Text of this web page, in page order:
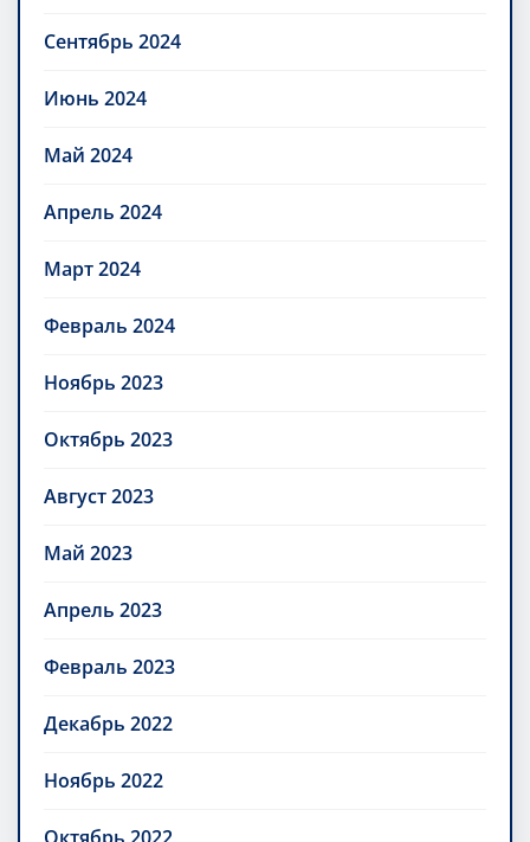
Сентябрь 2024
Июнь 2024
Май 2024
Апрель 2024
Март 2024
Февраль 2024
Ноябрь 2023
Октябрь 2023
Август 2023
Май 2023
Апрель 2023
Февраль 2023
Декабрь 2022
Ноябрь 2022